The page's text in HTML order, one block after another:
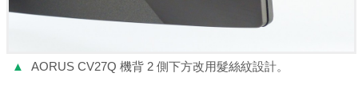
▲ AORUS CV27Q 機背 2 側下方改用髮絲紋設計。